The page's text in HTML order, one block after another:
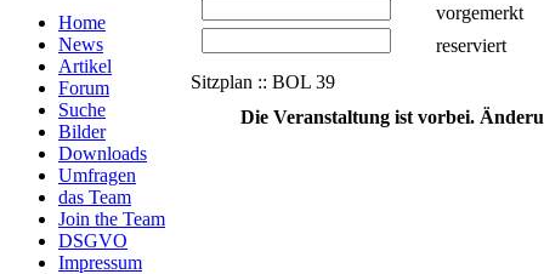
Home
News
Artikel
Forum
Suche
Bilder
Downloads
Umfragen
das Team
Join the Team
DSGVO
Impressum
vorgemerkt
reserviert
Sitzplan :: BOL 39
Die Veranstaltung ist vorbei.